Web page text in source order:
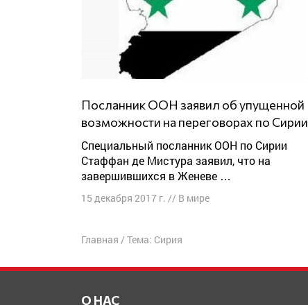
Посланник ООН заявил об упущенной
возможности на переговорах по Сирии
Специальный посланник ООН по Сирии
Стаффан де Мистура заявил, что на
завершившихся в Женеве …
15 декабря 2017 г. // В мире
Главная / Тема: Сирия
О НАС